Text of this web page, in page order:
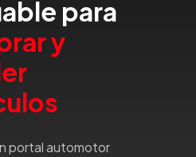
para
y
portal automotor